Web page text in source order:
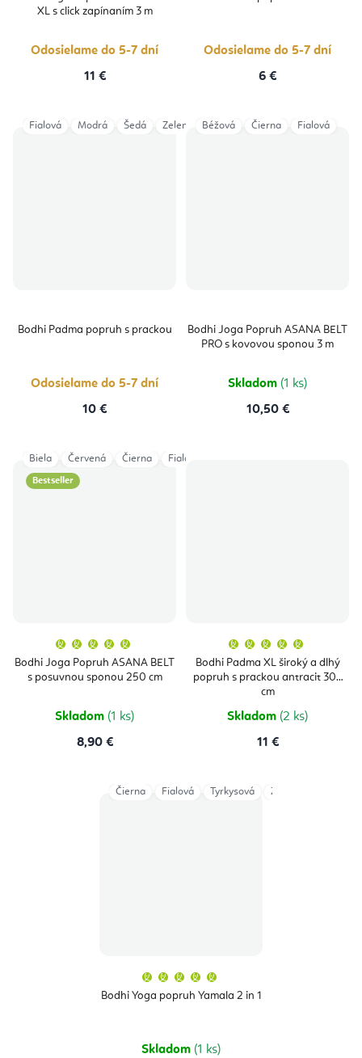
XL s click zapínaním 3 m
Odosielame do 5-7 dní
11 €
Odosielame do 5-7 dní
6 €
Bodhi Padma popruh s prackou
Odosielame do 5-7 dní
10 €
Fialová Modrá Šedá Zelená
Bodhi Joga Popruh ASANA BELT
PRO s kovovou sponou 3 m
Skladom (1 ks)
10,50 €
Béžová Čierna Fialová
Bestseller
Bodhi Joga Popruh ASANA BELT
s posuvnou sponou 250 cm
produktu
je
5,0
Skladom (1 ks)
8,90 €
Biela Červená Čierna Fialová
Bodhi Padma XL široký a dlhý
popruh s prackou antracit 305
cm
produktu
je
5,0
Skladom (2 ks)
11 €
Bodhi Yoga popruh Yamala 2 in 1
produktu
je
Skladom (1 ks)
Čierna Fialová Tyrkysová Zelená